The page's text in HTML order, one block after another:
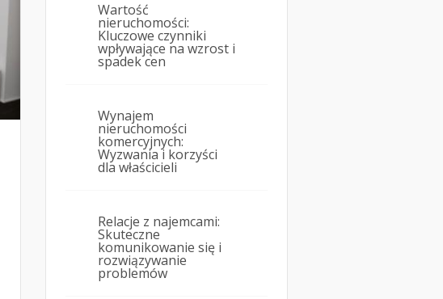
Wartość
nieruchomości:
Kluczowe czynniki
wpływające na wzrost i
spadek cen
Wynajem
nieruchomości
komercyjnych:
Wyzwania i korzyści
dla właścicieli
Relacje z najemcami:
Skuteczne
komunikowanie się i
rozwiązywanie
problemów